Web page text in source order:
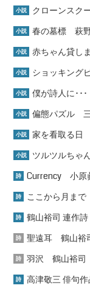
小説 クローンスク
小説 春の墓標 萩
小説 赤ちゃん貸し
小説 ショッキング
小説 僕が詩人に･･
小説 偏態パズル
小説 家を看取る日
小説 ツルツルちゃ
詩 Currency 小原
詩 ここから月ま
詩 鶴山裕司 連作詩
詩 聖遠耳 鶴山裕
詩 羽沢 鶴山裕司
詩 高津敬三 俳句作